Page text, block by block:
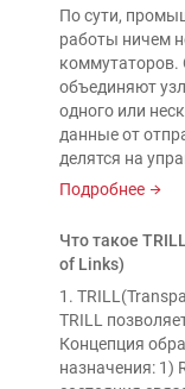
По сути,
работы ничем
коммутаторов.
объединяют
одного или
данные от
делятся на
Подробнее
Что такое
of Links)
1.
TRILL
Концепция
назначения: 1)